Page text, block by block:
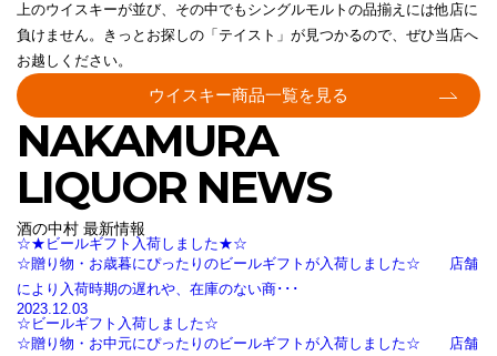
上のウイスキーが並び、その中でもシングルモルトの品揃えには他店に
負けません。きっとお探しの「テイスト」が見つかるので、ぜひ当店へ
お越しください。
ウイスキー商品一覧を見る
NAKAMURA
LIQUOR NEWS
酒の中村 最新情報
☆★ビールギフト入荷しました★☆
☆贈り物・お歳暮にぴったりのビールギフトが入荷しました☆ 店舗
により入荷時期の遅れや、在庫のない商･･･
2023.12.03
☆ビールギフト入荷しました☆
☆贈り物・お中元にぴったりのビールギフトが入荷しました☆ 店舗